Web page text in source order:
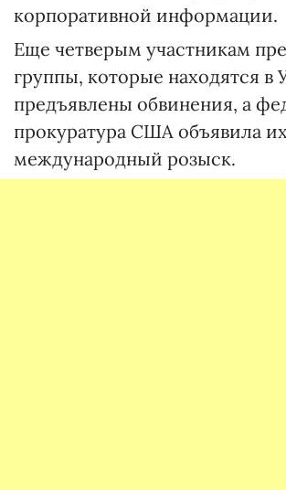
корпоративной информации.
Еще четверым участникам
группы, которые находятся в
предъявлены обвинения, а
прокуратура США объявила
международный розыск.